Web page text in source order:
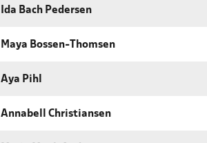
Ida Bach Pedersen
Maya Bossen-Thomsen
Aya Pihl
Annabell Christiansen